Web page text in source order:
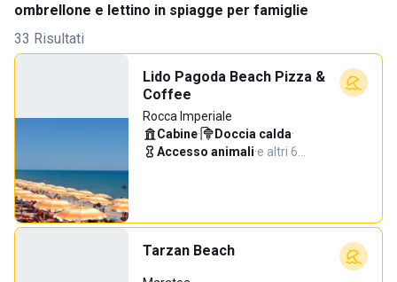
ombrellone e lettino in spiagge per famiglie
33 Risultati
Lido Pagoda Beach Pizza &
Coffee
Rocca Imperiale
Cabine· Doccia calda·
Accesso animali·e altri 6…
Tarzan Beach